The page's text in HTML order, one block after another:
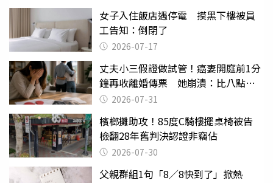
女子入住飯店遇停電 摸黑下樓被員
工告知：倒閉了
2026-07-17
丈夫小三假證做試管！癌妻開庭前1分
鐘再收離婚傳票 她崩潰：比八點檔
還扯2026-07-31
檳榔攤助攻！85度C騎樓擺桌椅被告
檢翻28年舊判決認證非竊佔
2026-07-30
父親群組1句「8／8快到了」掀熱